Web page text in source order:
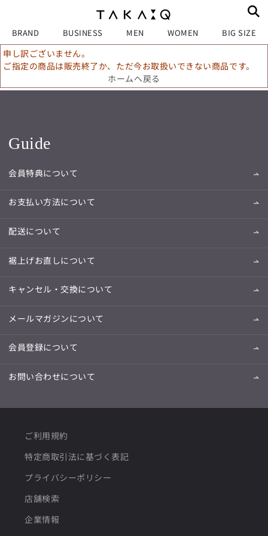
BRAND BUSINESS MEN WOMEN BIG SIZE
申し訳ございません。
ご指定の商品は販売終了か、ただ今お取扱いできない商品です。
ホームへ戻る
Guide
会員特典について
お支払い方法について
配送について
裾上げお直しについて
キャンセル・交換について
メールマガジンについて
会員登録について
お問い合わせについて
ご利用規約
特定商取引法に基づく表記
プライバシーポリシー
店舗検索
企業情報